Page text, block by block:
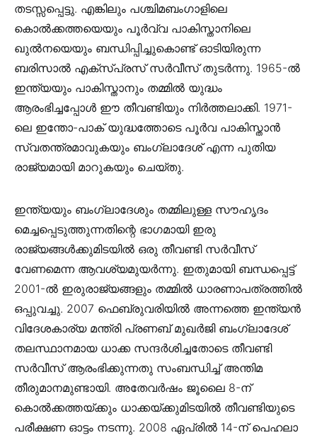
തടസ്സപ്പെട്ടു. എങ്കിലും പശ്ചിമബംഗാളിലെ
കൊൽക്കത്തയെയും പൂർവ്വ പാകിസ്താനിലെ
ഖുൽനയെയും ബന്ധിപ്പിച്ചുകൊണ്ട് ഓടിയിരുന്ന
ബരിസാൽ എക്സ്പ്രസ് സർവീസ് തുടർന്നു. 1965-ൽ
ഇന്ത്യയും പാകിസ്താനും തമ്മിൽ യുദ്ധം
ആരംഭിച്ചപ്പോൾ ഈ തീവണ്ടിയും നിർത്തലാക്കി. 1971-
ലെ ഇന്തോ-പാക് യുദ്ധത്തോടെ പൂർവ പാകിസ്താൻ
സ്വതന്ത്രമാവുകയും ബംഗ്ലാദേശ് എന്ന പുതിയ
രാജ്യമായി മാറുകയും ചെയ്തു.
ഇന്ത്യയും ബംഗ്ലാദേശും തമ്മിലുള്ള സൗഹൃദം
മെച്ചപ്പെടുത്തുന്നതിന്റെ ഭാഗമായി ഇരു
രാജ്യങ്ങൾക്കുമിടയിൽ ഒരു തീവണ്ടി സർവീസ്
വേണമെന്ന ആവശ്യമുയർന്നു. ഇതുമായി ബന്ധപ്പെട്ട്
2001-ൽ ഇരുരാജ്യങ്ങളും തമ്മിൽ ധാരണാപത്രത്തിൽ
ഒപ്പുവച്ചു. 2007 ഫെബ്രുവരിയിൽ അന്നത്തെ ഇന്ത്യൻ
വിദേശകാര്യ മന്ത്രി പ്രണബ് മുഖർജി ബംഗ്ലാദേശ്
തലസ്ഥാനമായ ധാക്ക സന്ദർശിച്ചതോടെ തീവണ്ടി
സർവീസ് ആരംഭിക്കുന്നതു സംബന്ധിച്ച് അന്തിമ
തീരുമാനമുണ്ടായി. അതേവർഷം ജൂലൈ 8-ന്
കൊൽക്കത്തയ്ക്കും ധാക്കയ്ക്കുമിടയിൽ തീവണ്ടിയുടെ
പരീക്ഷണ ഓട്ടം നടന്നു. 2008 ഏപ്രിൽ 14-ന് പെഹലാ